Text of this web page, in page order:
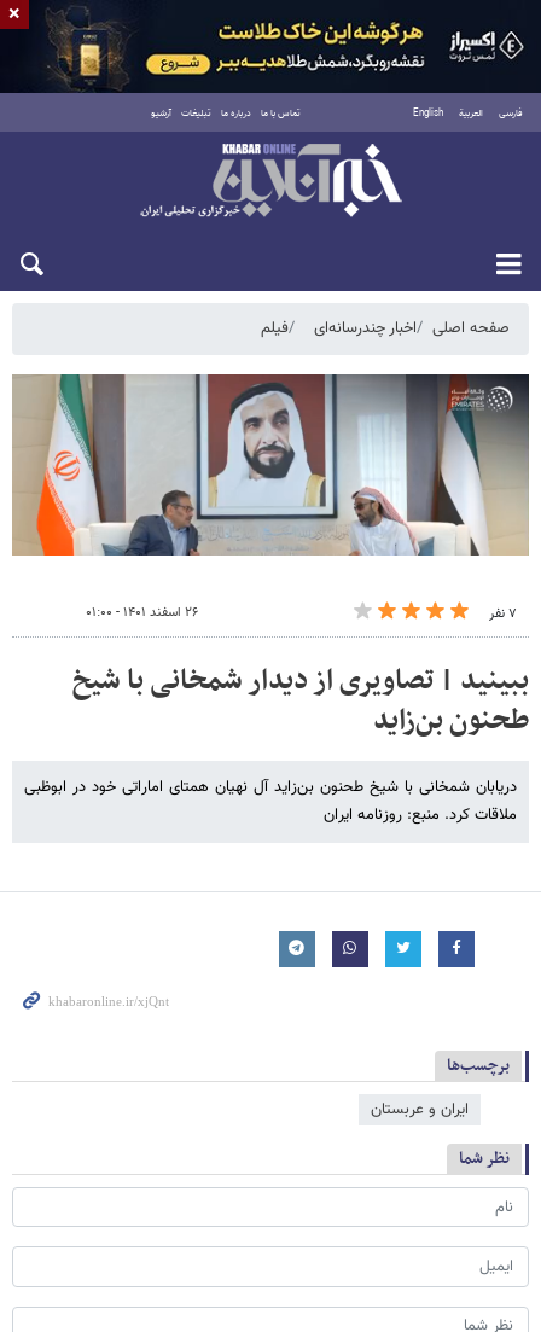
فارسی العربية English تماس با ما درباره ما تبلیغات آرشیو
یکشنبه ۱۸ مرداد ۱۴۰۵
صفحه اصلی اخبار چندرسانه‌ای فیلم
۷ نفر ۲۶ اسفند ۱۴۰۱ - ۰۱:۰۰
ببینید | تصاویری از دیدار شمخانی با شیخ
طحنون بن‌زاید
دریابان شمخانی با شیخ طحنون بن‌زاید آل نهیان همتای اماراتی خود در ابوظبی
ملاقات کرد. منبع: روزنامه ایران
برچسب‌ها
ایران و عربستان
نظر شما
×